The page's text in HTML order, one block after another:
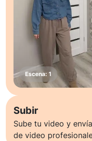
Subir
Sube tu video y
de video